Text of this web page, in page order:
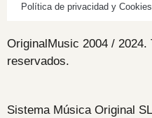
OriginalMusic 2004 / 2024.
reservados.
Política de privacidad y Cookies
Sistema Música Original